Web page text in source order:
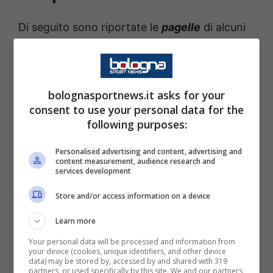
Di seguito sono riportate le pagelle di alcuni
l’unico a salvarsi è Ndoye, premiato
Dallinga, Orsolini e Fabbian. Il numero 7 ha
festeggiato le 250 presenze con una
LA GAZZETTA DELLO SPORT:
Ravaglia 5.5, De Silvestri 5,5 (dal 71′ Holm 6),
Beukema 5.5, Lucumi 4,5 (dal 46′ Casale) (dal
77′ Erlic 6), Miranda 5; Pobega 6, Freuler 5,5;
bolognasportnews.it asks for your
consent to use your personal data for the
following purposes:
Personalised advertising and content, advertising and
content measurement, audience research and
services development
Store and/or access information on a device
Learn more
Your personal data will be processed and information from
your device (cookies, unique identifiers, and other device
data) may be stored by, accessed by and shared with 319
partners, or used specifically by this site. We and our partners